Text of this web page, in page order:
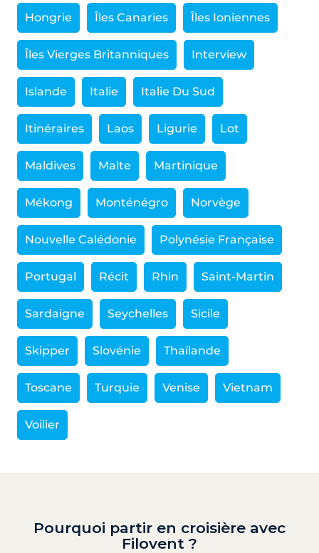
Hongrie Îles Canaries Îles Ioniennes
Îles Vierges Britanniques Interview
Islande Italie Italie Du Sud
Itinéraires Laos Ligurie Lot
Maldives Malte Martinique
Mékong Monténégro Norvège
Nouvelle Calédonie Polynésie Française
Portugal Récit Rhin Saint-Martin
Sardaigne Seychelles Sicile
Skipper Slovénie Thaïlande
Toscane Turquie Venise Vietnam
Voilier
Pourquoi partir en croisière avec
Filovent ?